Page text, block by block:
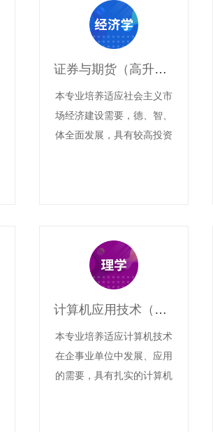
证券与期货（高升专）
本专业培养适应社会主义市
场经济建设需要，德、智、
体全面发展，具有较高投资
计算机应用技术（高升专）
本专业培养适应计算机技术
在企事业单位中发展、应用
的需要，具有扎实的计算机